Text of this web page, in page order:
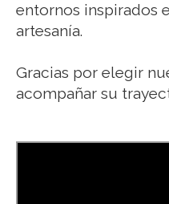
entornos inspirados
artesanía.
Gracias por elegir
acompañar su